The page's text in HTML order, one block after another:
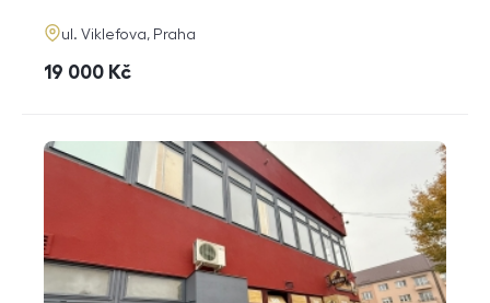
adresa
ul. Viklefova, Praha
cena
19 000 Kč